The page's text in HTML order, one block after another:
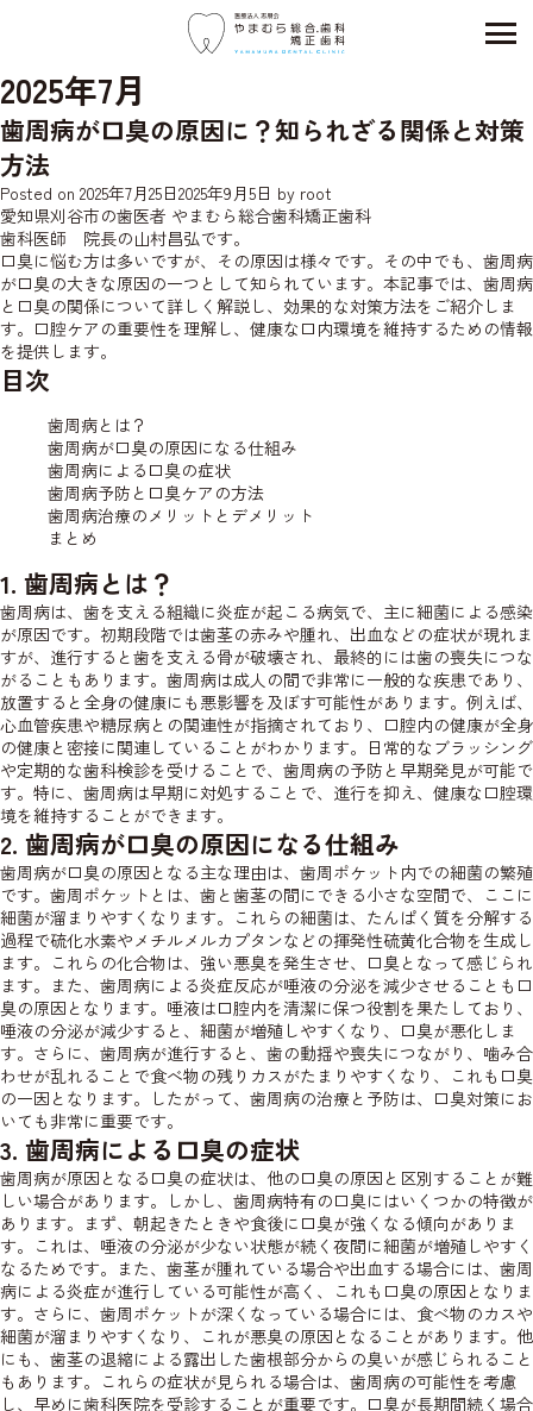
2025年7月
歯周病が口臭の原因に？知られざる関係と対策
方法
Posted on 2025年7月25日2025年9月5日 by root
愛知県刈谷市の歯医者 やまむら総合歯科矯正歯科
歯科医師 院長の山村昌弘です。
口臭に悩む方は多いですが、その原因は様々です。その中でも、歯周病
が口臭の大きな原因の一つとして知られています。本記事では、歯周病
と口臭の関係について詳しく解説し、効果的な対策方法をご紹介しま
す。口腔ケアの重要性を理解し、健康な口内環境を維持するための情報
を提供します。
目次
歯周病とは？
歯周病が口臭の原因になる仕組み
歯周病による口臭の症状
歯周病予防と口臭ケアの方法
歯周病治療のメリットとデメリット
まとめ
1. 歯周病とは？
歯周病は、歯を支える組織に炎症が起こる病気で、主に細菌による感染
が原因です。初期段階では歯茎の赤みや腫れ、出血などの症状が現れま
すが、進行すると歯を支える骨が破壊され、最終的には歯の喪失につな
がることもあります。歯周病は成人の間で非常に一般的な疾患であり、
放置すると全身の健康にも悪影響を及ぼす可能性があります。例えば、
心血管疾患や糖尿病との関連性が指摘されており、口腔内の健康が全身
の健康と密接に関連していることがわかります。日常的なブラッシング
や定期的な歯科検診を受けることで、歯周病の予防と早期発見が可能で
す。特に、歯周病は早期に対処することで、進行を抑え、健康な口腔環
境を維持することができます。
2. 歯周病が口臭の原因になる仕組み
歯周病が口臭の原因となる主な理由は、歯周ポケット内での細菌の繁殖
です。歯周ポケットとは、歯と歯茎の間にできる小さな空間で、ここに
細菌が溜まりやすくなります。これらの細菌は、たんぱく質を分解する
過程で硫化水素やメチルメルカプタンなどの揮発性硫黄化合物を生成し
ます。これらの化合物は、強い悪臭を発生させ、口臭となって感じられ
ます。また、歯周病による炎症反応が唾液の分泌を減少させることも口
臭の原因となります。唾液は口腔内を清潔に保つ役割を果たしており、
唾液の分泌が減少すると、細菌が増殖しやすくなり、口臭が悪化しま
す。さらに、歯周病が進行すると、歯の動揺や喪失につながり、噛み合
わせが乱れることで食べ物の残りカスがたまりやすくなり、これも口臭
の一因となります。したがって、歯周病の治療と予防は、口臭対策にお
いても非常に重要です。
3. 歯周病による口臭の症状
歯周病が原因となる口臭の症状は、他の口臭の原因と区別することが難
しい場合があります。しかし、歯周病特有の口臭にはいくつかの特徴が
あります。まず、朝起きたときや食後に口臭が強くなる傾向がありま
す。これは、唾液の分泌が少ない状態が続く夜間に細菌が増殖しやすく
なるためです。また、歯茎が腫れている場合や出血する場合には、歯周
病による炎症が進行している可能性が高く、これも口臭の原因となりま
す。さらに、歯周ポケットが深くなっている場合には、食べ物のカスや
細菌が溜まりやすくなり、これが悪臭の原因となることがあります。他
にも、歯茎の退縮による露出した歯根部分からの臭いが感じられること
もあります。これらの症状が見られる場合は、歯周病の可能性を考慮
し、早めに歯科医院を受診することが重要です。口臭が長期間続く場合